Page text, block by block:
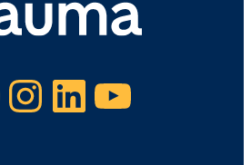
Instagram LinkedIn YouTube